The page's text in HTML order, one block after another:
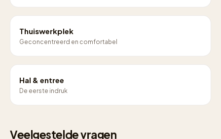
Thuiswerkplek
Geconcentreerd en comfortabel
Hal & entree
De eerste indruk
Veelgestelde vragen